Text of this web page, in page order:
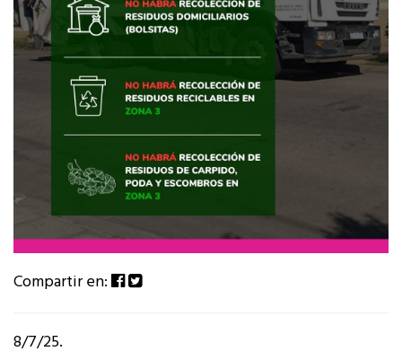
Compartir en:
8/7/25.